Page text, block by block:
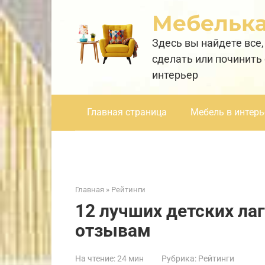
Перейти
к
контенту
Здесь вы найдете
сделать или
интерьер
Главная страница Мебель в
Главная » Рейтинги
12 лучших детских
отзывам
На чтение:24 мин Рубрика: Рейтинги